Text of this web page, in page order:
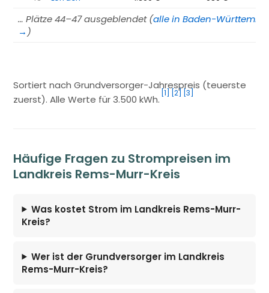
… Plätze 44–47 ausgeblendet (alle in Baden-
→ )
Sortiert nach Grundversorger-Jahrespreis (teuerste
zuerst). Alle Werte für 3.500 kWh.
[1] [2] [3]
Häufige Fragen zu Strompreisen im
Landkreis Rems-Murr-Kreis
Was kostet Strom im Landkreis Rems-Murr-
Kreis?
Wer ist der Grundversorger im Landkreis
Rems-Murr-Kreis?